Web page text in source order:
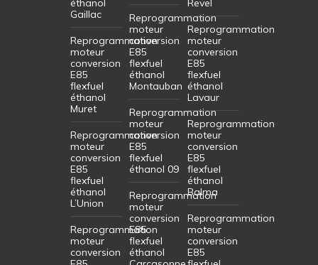
éthanol
Gaillac
Reprogrammation
moteur
conversion
E85
flexfuel
éthanol
Muret
Reprogrammation
moteur
conversion
E85
flexfuel
éthanol
L’Union
Reprogrammation
moteur
conversion
Reprogrammation
moteur
conversion
E85
flexfuel
éthanol
Montauban
Reprogrammation
moteur
conversion
E85
flexfuel
éthanol 09
Reprogrammation
moteur
conversion
E85
flexfuel
éthanol
Revel
Reprogrammation
moteur
conversion
E85
flexfuel
éthanol
Lavaur
Reprogrammation
moteur
conversion
E85
flexfuel
éthanol
Balma
Reprogrammation
moteur
conversion
E85